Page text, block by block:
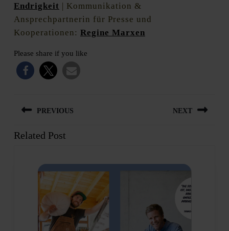
Endrigkeit | Kommunikation &
Ansprechpartnerin für Presse und
Kooperationen: Regine Marxen
Please share if you like
PREVIOUS
Previous
NEXT
Related Post